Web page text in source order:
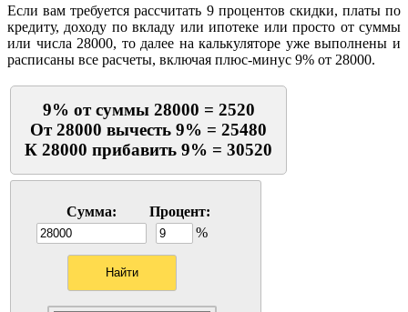
Если вам требуется рассчитать 9 процентов скидки, платы по
кредиту, доходу по вкладу или ипотеке или просто от суммы
или числа 28000, то далее на калькуляторе уже выполнены и
расписаны все расчеты, включая плюс-минус 9% от 28000.
9% от суммы 28000 = 2520
От 28000 вычесть 9% = 25480
К 28000 прибавить 9% = 30520
Сумма:
Процент:
%